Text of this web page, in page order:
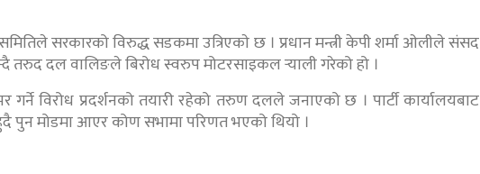
सरकारको विरुद्ध सडकमा उत्रिएकाे छ । प्रधान मन्त्री केपी शर्मा ओलीले संसद
दल वालिङले बिरोध स्वरुप मोटरसाइकल र्‍याली गरेको हो ।
विरोध प्रदर्शनको तयारी रहेको तरुण दलले जनाएको छ । पार्टी कार्यालयबाट
पुन मोडमा आएर कोण सभामा परिणत भएको थियो ।